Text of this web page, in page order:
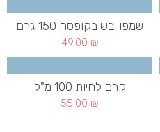
שמפו יבש בקופסה 150 גרם
49.00 ₪
קרם לחיות 100 מ"ל
55.00 ₪